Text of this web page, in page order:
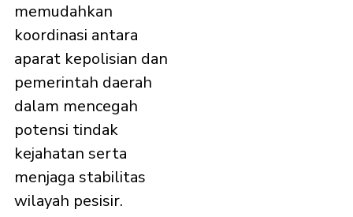
memudahkan
koordinasi antara
aparat kepolisian dan
pemerintah daerah
dalam mencegah
potensi tindak
kejahatan serta
menjaga stabilitas
wilayah pesisir.